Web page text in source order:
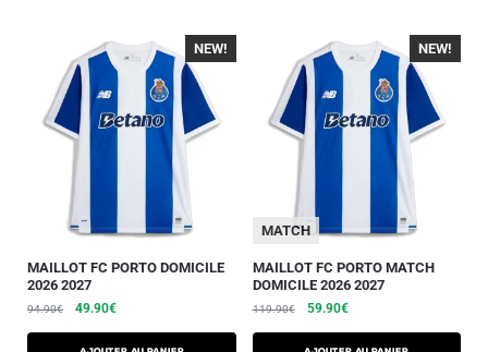
-40%
NEW!
MAILLOT FC PORTO DOMICILE
2026 2027
94.90€ 49.90€
-40%
NEW!
MATCH
MAILLOT FC PORTO MATCH
DOMICILE 2026 2027
119.90€ 59.90€